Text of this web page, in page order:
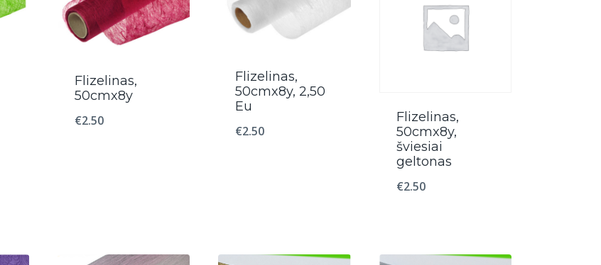
Flizelinas,
50cmx8y
€2.50
Flizelinas,
50cmx8y, 2,50
Eu
€2.50
Flizelinas,
50cmx8y,
šviesiai
geltonas
€2.50